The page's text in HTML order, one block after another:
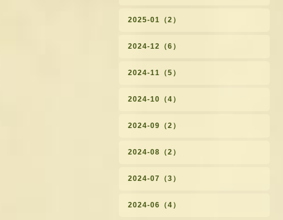
2025-01（2）
2024-12（6）
2024-11（5）
2024-10（4）
2024-09（2）
2024-08（2）
2024-07（3）
2024-06（4）